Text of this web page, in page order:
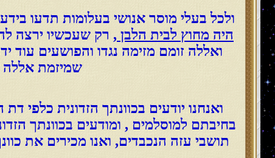
ולכל בעלי מוסר אנושי בעלומות תדעו
היה מחוץ לבית הלבן , רק שעכשיו ירצה
ואללה זומם מזימה נגדו והפושעים
שמיזמת אללה
ואנחנו יודעים בכוונתך הזדונית כלפי
בחיבתם למוסלמים , ומודעים בכוונתך
תושבי עזה הנכבדים, ואנו מכירים את